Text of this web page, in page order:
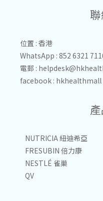
位置 : 香港
WhatsApp : 852 6321
電郵 :
facebook : hkhealthmall
NUTRICIA 紐迪希亞
FRESUBIN 倍力康
NESTLÉ 雀巢
QV